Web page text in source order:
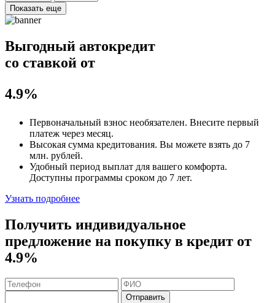
Показать еще
Выгодный автокредит
со ставкой от
4.9%
Первоначальный взнос необязателен. Внесите первый
платеж через месяц.
Высокая сумма кредитования. Вы можете взять до 7
млн. рублей.
Удобный период выплат для вашего комфорта.
Доступны программы сроком до 7 лет.
Узнать подробнее
Получить индивидуальное
предложение на покупку в кредит от
4.9%
Отправить